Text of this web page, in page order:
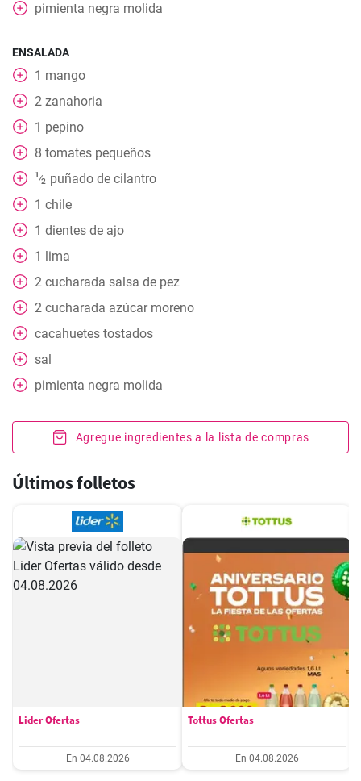
pimienta negra molida
ENSALADA
1 mango
2 zanahoria
1 pepino
8 tomates pequeños
1⁄2 puñado de cilantro
1 chile
1 dientes de ajo
1 lima
2 cucharada salsa de pez
2 cucharada azúcar moreno
cacahuetes tostados
sal
pimienta negra molida
Agregue ingredientes a la lista de compras
Últimos folletos
Lider Ofertas
En 04.08.2026
Tottus Ofertas
En 04.08.2026